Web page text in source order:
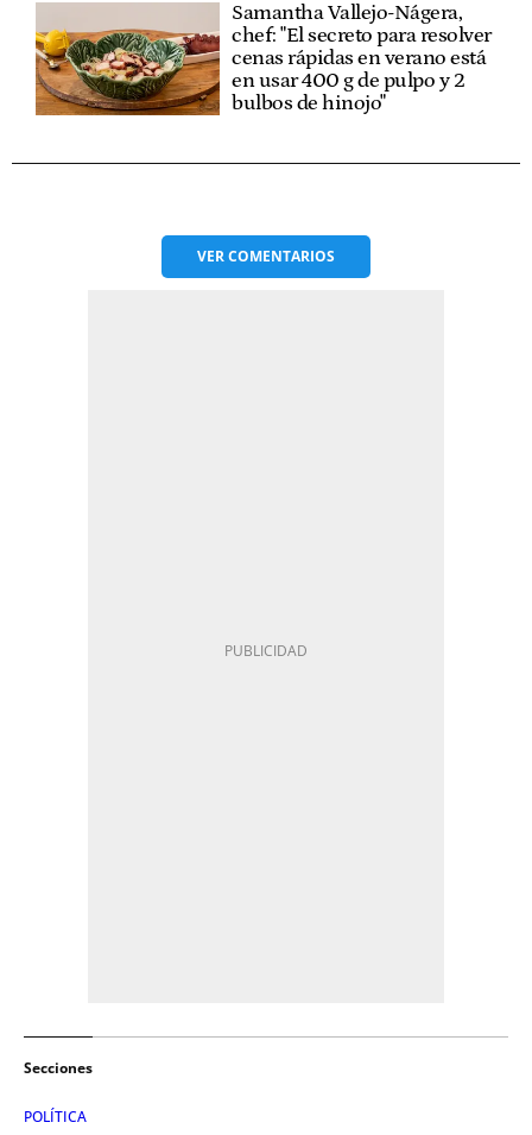
Samantha Vallejo-Nágera,
chef: "El secreto para resolver
cenas rápidas en verano está
en usar 400 g de pulpo y 2
bulbos de hinojo"
VERCOMENTARIOS
Secciones
POLÍTICA